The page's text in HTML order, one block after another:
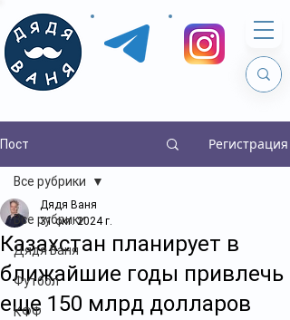
Пост Регистрация
Все рубрики
Дядя Ваня
Футбол
КФФ
Все рубрики
Казахстан планирует в
ближайшие годы привлечь
еще 150 млрд долларов
Дядя Ваня
31 окт. 2024 г.